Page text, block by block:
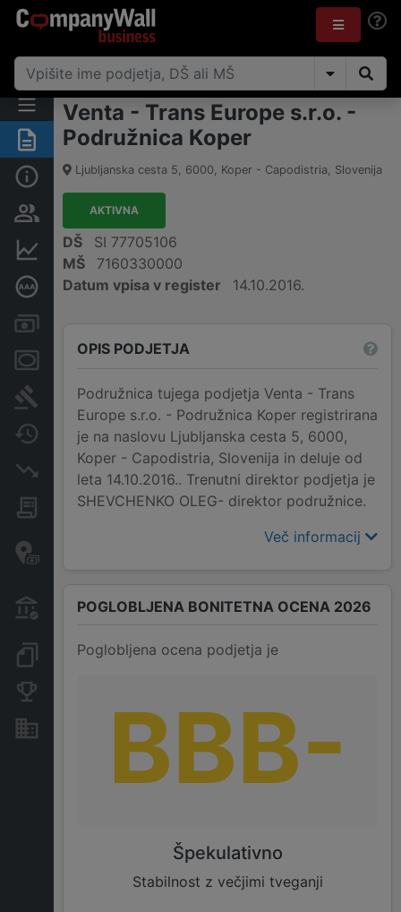
Povzetek
Osnovni podatki
Odgovorne osebe in lastništvo
Finančni podatki
Poglobljena bonitetna ocena
Računi in blokade
Sodni postopki
Spremembe
Insolvenčni postopki
Javna naročila
Transakcije iz državnega
Dokumenti in objave
Nepremičnine in sredstva
Venta - Trans Europe s.r.o. -
Podružnica Koper
Ljubljanska cesta 5, 6000, Koper - Capodistria, Slovenija
AKTIVNA
DŠ
SI 77705106
MŠ
7160330000
Datum vpisa v register
14.10.2016.
OPIS PODJETJA
Podružnica tujega podjetja Venta - Trans
Europe s.r.o. - Podružnica Koper registrirana
je na naslovu Ljubljanska cesta 5, 6000,
Koper - Capodistria, Slovenija in deluje od
leta 14.10.2016.. Trenutni direktor podjetja je
SHEVCHENKO OLEG- direktor podružnice.
Več informacij
POGLOBLJENA BONITETNA OCENA 2026
Poglobljena ocena podjetja je
BBB-
Špekulativno
Stabilnost z večjimi tveganji